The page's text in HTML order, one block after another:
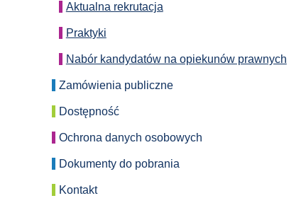
Aktualna rekrutacja
Praktyki
Nabór kandydatów na opiekunów prawnych
Zamówienia publiczne
Dostępność
Ochrona danych osobowych
Dokumenty do pobrania
Kontakt